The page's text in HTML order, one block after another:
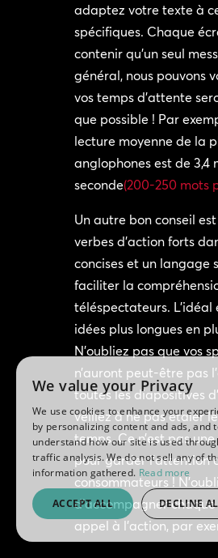
adaptez votre texte à
spécifiques. Chaque
contenir qu’un seul
général, nous pouvons
vos temps d’attente
que possible ! Par
lecture moyenne de la
anglophones est de 3,4
seconde(200-250 mots
Un autre bon conseil
verbes d’action forts
concises et un langage
faciliter la
téléspectateurs. L’idéal
idées plus longues en
N’oubliez pas que vos
n’auront peut-être pas
toutes les diapositives
veillez à ne pas étaler
temps. Ce n’est pas
pour garder l’attention
consommateurs !
d’accompagner chaque
appel à l’action, par
We value your Privacy
We use cookies to enhance your
by personalizing content and ads, and
understand how our site is used
traffic analysis. We do not sell any of
information gathered. Read more
ACCEPT ALL DECLINE